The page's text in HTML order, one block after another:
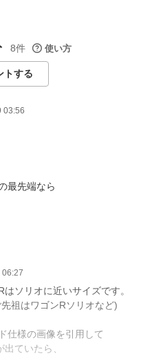
8件 使い方
トする
03:56
最先端なら
ソリオに近いサイズです。
祖はワゴンRソリオなど)
仕様の画像を引用して
ていたら、